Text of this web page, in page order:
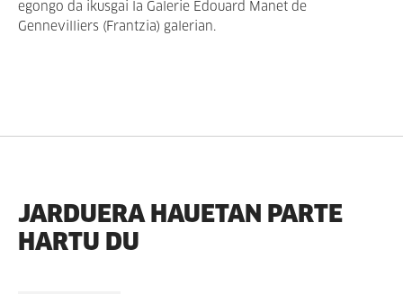
egongo da ikusgai la Galerie Édouard Manet de
Gennevilliers (Frantzia) galerian.
JARDUERA HAUETAN PARTE
HARTU DU